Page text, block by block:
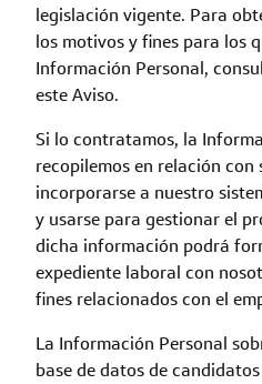
legislación vigente. Para
los motivos y fines para los
Información Personal,
este Aviso.
Si lo contratamos, la
recopilemos en relación
incorporarse a nuestro
y usarse para gestionar el
dicha información podrá
expediente laboral con
fines relacionados con el
La Información Personal
base de datos de